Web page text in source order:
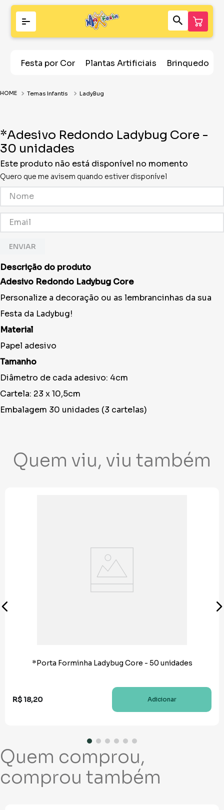
Festa por Cor Plantas Artificiais Brinquedos
Temas Infantis LadyBug
*Adesivo Redondo Ladybug Core -
30 unidades
Este produto não está disponível no momento
Quero que me avisem quando estiver disponível
ENVIAR
Descrição do produto
Adesivo Redondo Ladybug Core
Personalize a decoração ou as lembrancinhas da sua
Festa da Ladybug!
Material
Papel adesivo
Tamanho
Diâmetro de cada adesivo: 4cm
Cartela: 23 x 10,5cm
Embalagem 30 unidades (3 cartelas)
Quem viu, viu também
*Porta Forminha Ladybug Core - 50 unidades
R$18,20 Adicionar
Quem comprou,
comprou também